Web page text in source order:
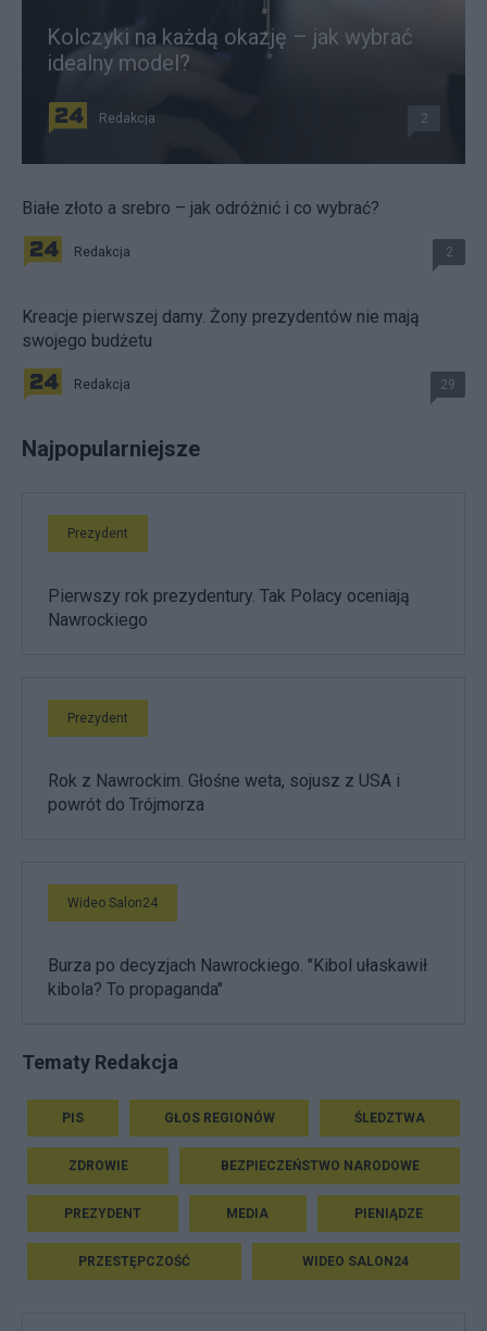
Kolczyki na każdą okazję – jak wybrać
idealny model?
Redakcja 2
Białe złoto a srebro – jak odróżnić i co wybrać?
Redakcja 2
Kreacje pierwszej damy. Żony prezydentów nie mają
swojego budżetu
Redakcja 29
Najpopularniejsze
Prezydent
Pierwszy rok prezydentury. Tak Polacy oceniają
Nawrockiego
Prezydent
Rok z Nawrockim. Głośne weta, sojusz z USA i
powrót do Trójmorza
Wideo Salon24
Burza po decyzjach Nawrockiego. "Kibol ułaskawił
kibola? To propaganda"
Tematy Redakcja
PIS GŁOS REGIONÓW ŚLEDZTWA
ZDROWIE BEZPIECZEŃSTWO NARODOWE
PREZYDENT MEDIA PIENIĄDZE
PRZESTĘPCZOŚĆ WIDEO SALON24